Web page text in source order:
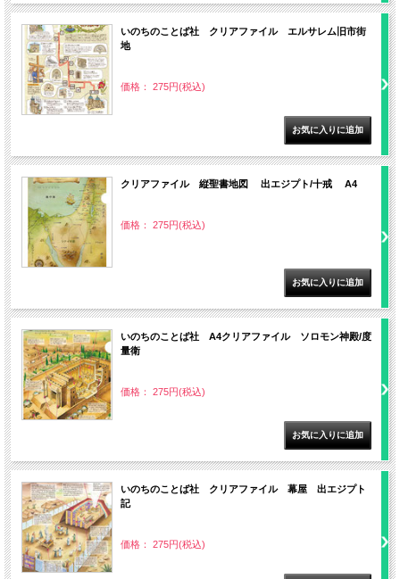
いのちのことば社 クリアファイル エルサレム旧市街
地
価格： 275円(税込)
クリアファイル 縦聖書地図 出エジプト/十戒 A4
価格： 275円(税込)
いのちのことば社 A4クリアファイル ソロモン神殿/度
量衛
価格： 275円(税込)
いのちのことば社 クリアファイル 幕屋 出エジプト
記
価格： 275円(税込)